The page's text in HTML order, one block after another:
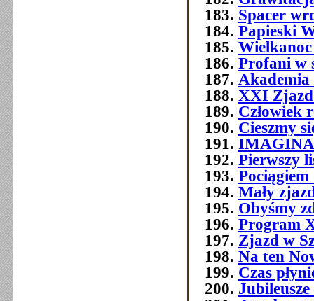
Spacer
Papieski
Profani w
XXI
Człowiek
Cieszmy
Pierwszy
Mały
Obyśmy
Program
Zjazd w
Na ten
Czas